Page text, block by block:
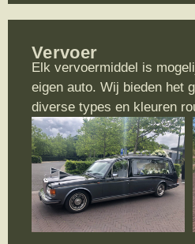
Vervoer
Elk vervoermiddel is
eigen auto. Wij bieden het
diverse types en kleuren